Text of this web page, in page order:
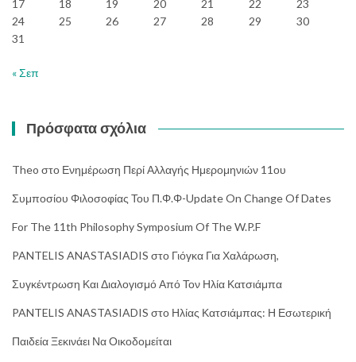
17
18 19 20 21 22
23
24
25 26 27 28 29
30
31
« Σεπ
Πρόσφατα σχόλια
Theo στο Ενημέρωση Περί Αλλαγής Ημερομηνιών 11ου
Συμποσίου Φιλοσοφίας Του Π.Φ.Φ-Update On Change Of Dates
For The 11th Philosophy Symposium Of The W.P.F
PANTELIS ANASTASIADIS στο Γιόγκα Για Χαλάρωση,
Συγκέντρωση Και Διαλογισμό Από Τον Ηλία Κατσιάμπα
PANTELIS ANASTASIADIS στο Ηλίας Κατσιάμπας: Η Εσωτερική
Παιδεία Ξεκινάει Να Οικοδομείται